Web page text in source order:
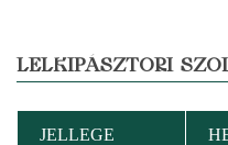
LELKIPÁSZTORI
JELLEGE